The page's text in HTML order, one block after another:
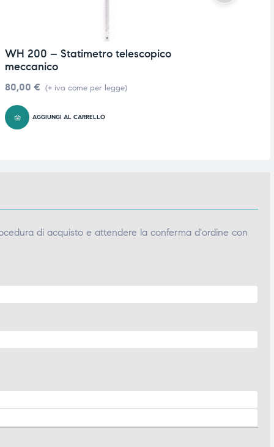
WH 200 – Statimetro telescopico
meccanico
80,00 € (+ iva come per legge)
AGGIUNGI AL CARRELLO
di acquisto e attendere la conferma d'ordine con